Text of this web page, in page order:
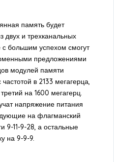
память будет
и трехканальных
с большим успехом смогут
предложениями
модулей памяти
в 2133 мегагерца,
на 1600 мегагерц.
напряжение питания
на флагманский
9-11-9-28, а остальные
на 9-9-9.